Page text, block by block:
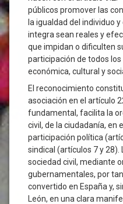
públicos promover las
la igualdad del individuo
integra sean reales y
que impidan o dificulten
participación de todos
económica, cultural y
El reconocimiento
asociación en el artículo
fundamental, facilita la
civil, de la ciudadanía, en
participación política
sindical (artículos 7 y 28).
sociedad civil, mediante
gubernamentales, por
convertido en España y,
León, en una clara